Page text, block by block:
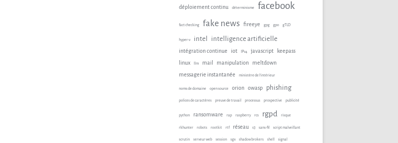
déploiement continu déterminisme facebook
fact checking fake news fireeye gpg gpo gTLD
hyper-v intel intelligence artificielle
intégration continue iot IPv4 javascript
keepass
linux
llm mail manipulation
meltdown
messagerie instantanée
ministère de l'intérieur
noms de domaine open source orion owasp phishing
polices de caractères preuve de travail processus prospective publicité
python ransomware rap raspberry rcs rgpd risque
rkhunter robots rootkit rtf réseau s3 sans-fil script malveillant
scrutin serveur web session sgx shadow brokers shell signal